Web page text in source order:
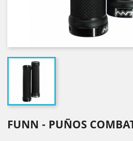
FUNN - PUÑOS